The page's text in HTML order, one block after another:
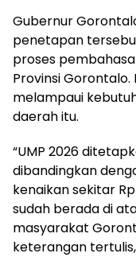
Gubernur
penetapan
proses
Provinsi Gorontalo.
melampaui
daerah itu.
“UMP 2026
dibandingkan
kenaikan sekitar
sudah berada di
masyarakat
keterangan